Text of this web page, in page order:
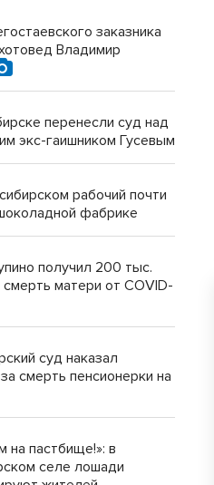
заказника
Владимир
перенесли суд над
экс-гаишником Гусевым
рабочий почти
фабрике
получил 200 тыс.
матери от COVID-
суд наказал
смерть пенсионерки на
на пастбище!»: в
селе лошади